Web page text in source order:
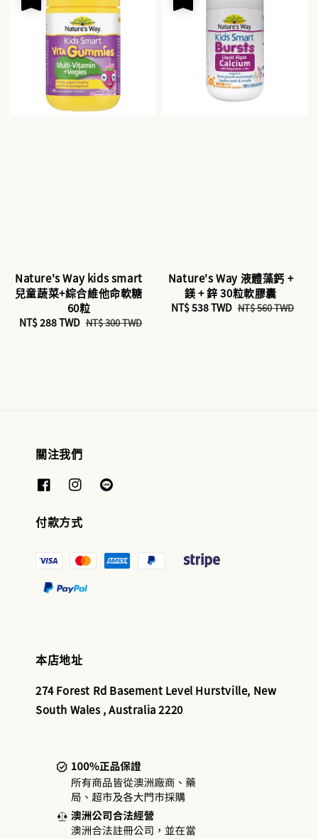
Nature's Way kids smart
兒童蔬菜+綜合維他命軟糖
60粒
Sale
NT$ 288 TWD Regular
NT$ 300 TWD
Nature's Way 液體藻鈣 +
鎂 + 鋅 30粒軟膠囊
Sale
NT$ 538 TWD Regular
NT$ 560 TWD
關注我們
付款方式
本店地址
274 Forest Rd Basement Level Hurstville, New
South Wales , Australia 2220